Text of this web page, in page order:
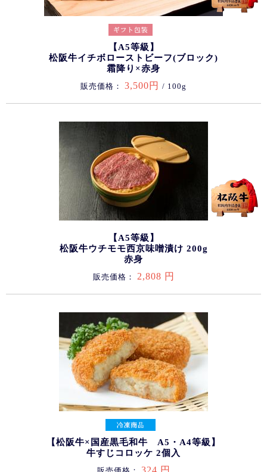
【A5等級】
松阪牛イチボローストビーフ(ブロック)
霜降り×赤身
販売価格： 3,500円 / 100g
【A5等級】
松阪牛ウチモモ西京味噌漬け 200g
赤身
販売価格： 2,808 円
【松阪牛×国産黒毛和牛 A5・A4等級】
牛すじコロッケ 2個入